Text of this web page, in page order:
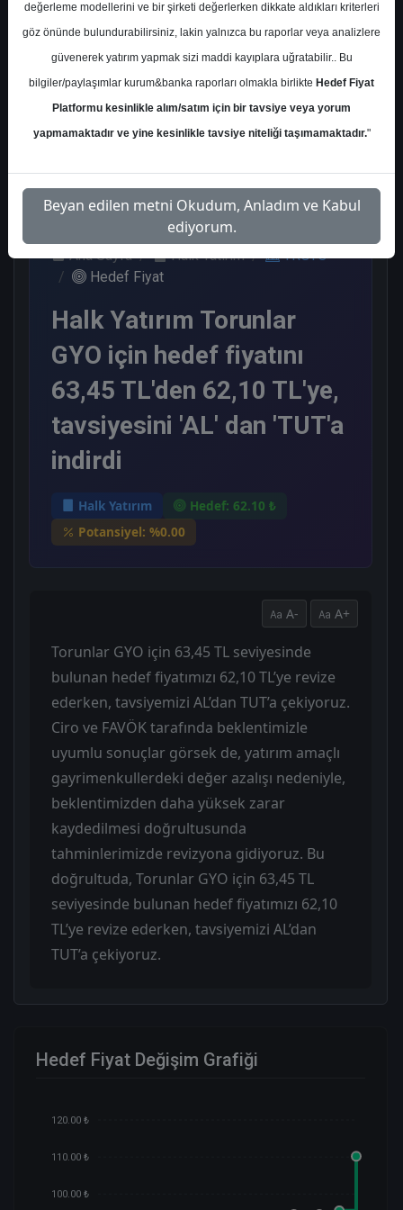
Kurum Sayısı
6
4 2
Ana Sayfa Halk Yatırım
TRGYO
Hedef Fiyat
Halk Yatırım Torunlar
GYO için hedef fiyatını
63,45 TL'den 62,10 TL'ye,
tavsiyesini 'AL' dan 'TUT'a
indirdi
Halk Yatırım
Hedef: 62.10 ₺
Potansiyel: %0.00
A- A+
Torunlar GYO için 63,45 TL seviyesinde
bulunan hedef fiyatımızı 62,10 TL’ye revize
ederken, tavsiyemizi AL’dan TUT’a çekiyoruz.
Ciro ve FAVÖK tarafında beklentimizle
uyumlu sonuçlar görsek de, yatırım amaçlı
gayrimenkullerdeki değer azalışı nedeniyle,
beklentimizden daha yüksek zarar
kaydedilmesi doğrultusunda
tahminlerimizde revizyona gidiyoruz. Bu
doğrultuda, Torunlar GYO için 63,45 TL
seviyesinde bulunan hedef fiyatımızı 62,10
TL’ye revize ederken, tavsiyemizi AL’dan
TUT’a çekiyoruz.
Hedef Fiyat Değişim Grafiği
120.00 ₺
110.00 ₺
100.00 ₺
değerleme modellerini ve bir şirketi değerlerken dikkate aldıkları kriterleri
göz önünde bulundurabilirsiniz, lakin yalnızca bu raporlar veya analizlere
güvenerek yatırım yapmak sizi maddi kayıplara uğratabilir.. Bu
bilgiler/paylaşımlar kurum&banka raporları olmakla birlikte Hedef Fiyat
Platformu kesinlikle alım/satım için bir tavsiye veya yorum
yapmamaktadır ve yine kesinlikle tavsiye niteliği taşımamaktadır."
Beyan edilen metni Okudum, Anladım ve Kabul
ediyorum.